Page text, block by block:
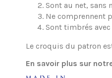
Sont au net, sans
Ne comprennent
Sont timbrés
Le croquis du patron
En savoir plus sur